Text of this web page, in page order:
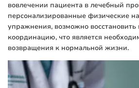
вовлечении пациента в лечебный
персонализированные физические
упражнения, возможно
координацию, что является
возвращения к нормальной жизни.